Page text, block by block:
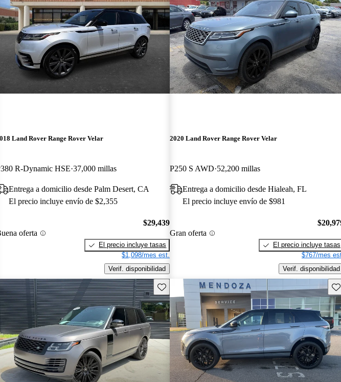
Land Rover Range Rover Velar
R-Dynamic HSE 37,000 millas
Entrega a domicilio desde Palm Desert, CA
El precio incluye envío de $2,355
oferta
$29,439
El precio incluye tasas
$1,098/mes est.
Verif. disponibilidad
2020 Land Rover Range Rover Velar
P250 S AWD 52,200 millas
Entrega a domicilio desde Hialeah, FL
El precio incluye envío de $981
Gran oferta
El precio incluye tasas
$767/mes
Verif. disponibilidad
este Aviso Guarda este Aviso